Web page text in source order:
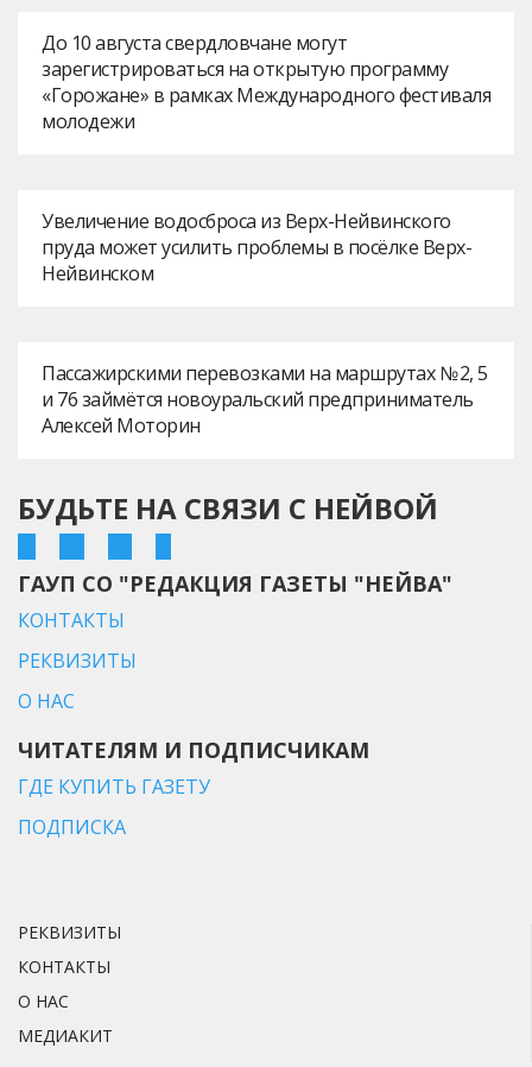
До 10 августа свердловчане могут
зарегистрироваться на открытую программу
«Горожане» в рамках Международного фестиваля
молодежи
Увеличение водосброса из Верх-Нейвинского
пруда может усилить проблемы в посёлке Верх-
Нейвинском
Пассажирскими перевозками на маршрутах № 2, 5
и 76 займётся новоуральский предприниматель
Алексей Моторин
БУДЬТЕ НА СВЯЗИ С НЕЙВОЙ
ГАУП СО "РЕДАКЦИЯ ГАЗЕТЫ "НЕЙВА"
КОНТАКТЫ
РЕКВИЗИТЫ
О НАС
ЧИТАТЕЛЯМ И ПОДПИСЧИКАМ
ГДЕ КУПИТЬ ГАЗЕТУ
ПОДПИСКА
РЕКВИЗИТЫ
КОНТАКТЫ
О НАС
МЕДИАКИТ